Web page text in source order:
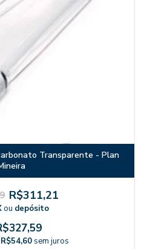
Transparente - Plan
R$311,21
ou depósito
R$54,60 sem juros